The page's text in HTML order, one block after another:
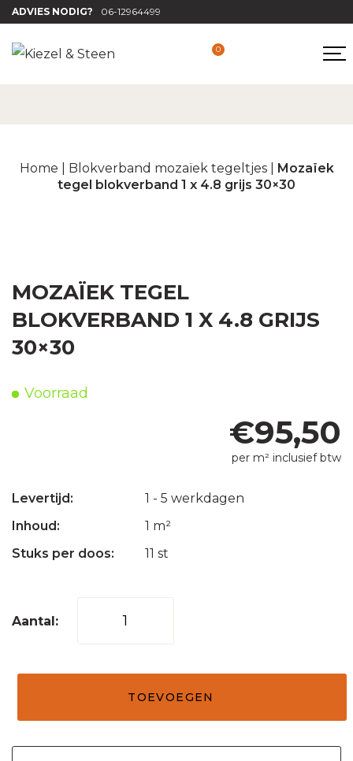
ADVIES NODIG? 06-12964499
0
Home Blokverband mozaïek tegeltjes| Mozaïek
tegel blokverband 1 x 4.8 grijs 30×30
MOZAÏEK TEGEL
BLOKVERBAND 1 X 4.8 GRIJS
30×30
Voorraad
€95,50
per m² inclusief btw
Levertijd:
1 - 5 werkdagen
Inhoud:
1 m²
Stuks per doos:
11 st
1
4.8
grijs
TOEVOEGEN